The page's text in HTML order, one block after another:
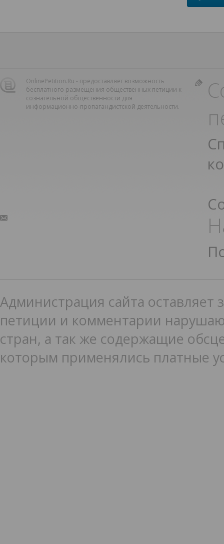
OnlinePetition.Ru - предоставляет возможность
бесплатного размещения общественных петиции к
сознательной общественности для
информационно-пропагандистской деятельности.
Администрация сайта оставляет
петиции и комментарии
стран, а так же содержащие
которым применялись платные